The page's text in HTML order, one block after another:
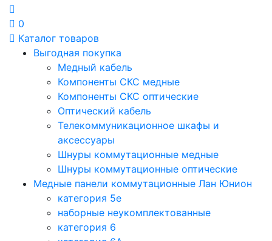
0
Каталог товаров
Выгодная покупка
Медный кабель
Компоненты СКС медные
Компоненты СКС оптические
Оптический кабель
Телекоммуникационное шкафы и
аксессуары
Шнуры коммутационные медные
Шнуры коммутационные оптические
Медные панели коммутационные Лан Юнион
категория 5e
наборные неукомплектованные
категория 6